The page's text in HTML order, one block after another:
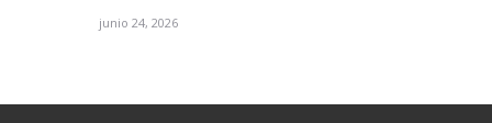
junio 24, 2026